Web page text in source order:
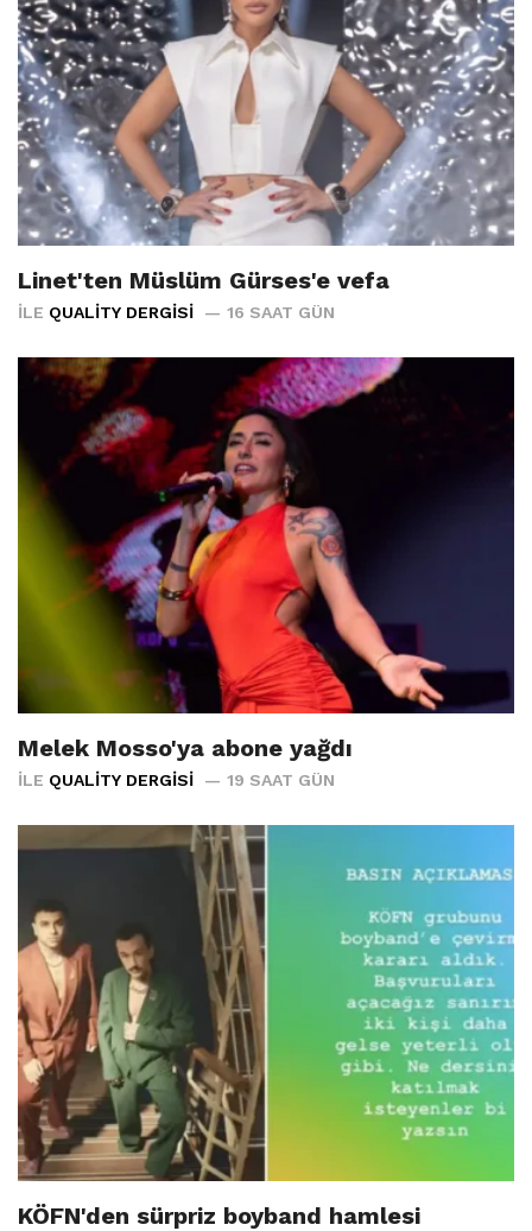
Linet'ten Müslüm Gürses'e vefa
İLE QUALITY DERGISI 16 SAAT GÜN
Melek Mosso'ya abone yağdı
İLE QUALITY DERGISI 19 SAAT GÜN
KÖFN'den sürpriz boyband hamlesi